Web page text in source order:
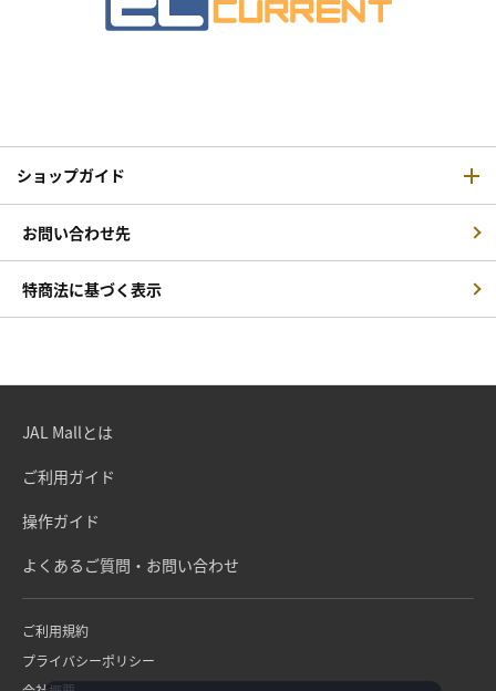
ショップガイド
お問い合わせ先
特商法に基づく表示
JAL Mallとは
ご利用ガイド
操作ガイド
よくあるご質問・お問い合わせ
ご利用規約
プライバシーポリシー